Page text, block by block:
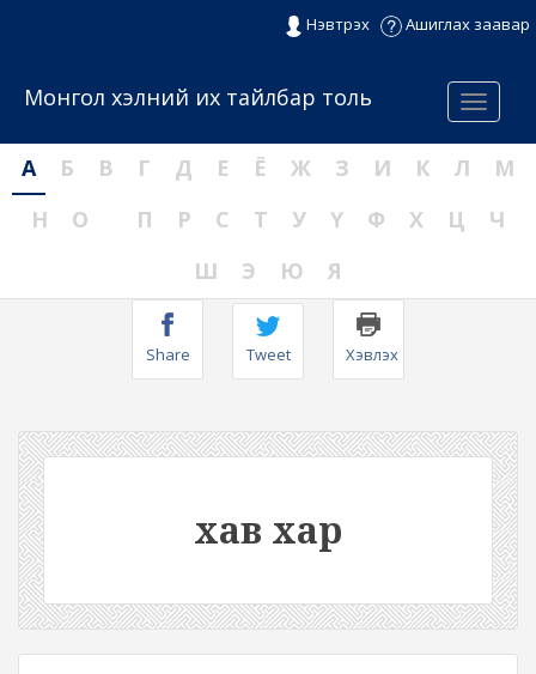
Нэвтрэх Ашиглах заавар
Menu
Монгол хэлний их тайлбар толь
А Б В Г Д Е Ё Ж З И К Л
М
Н
О П Р С Т У Ү Ф Х Ц
Ч
Ш
Э Ю Я
Share Tweet Хэвлэх
хав хар